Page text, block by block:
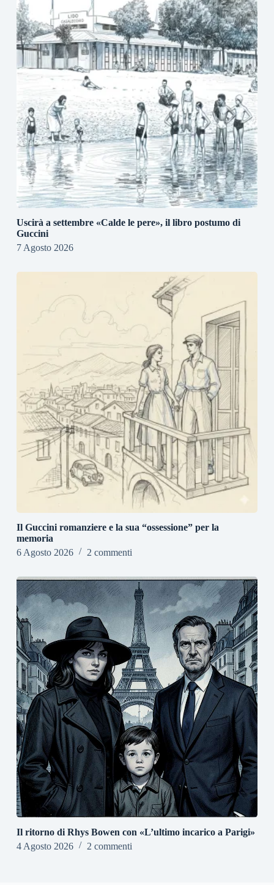
Uscirà a settembre «Calde le pere», il libro postumo di
Guccini
7 Agosto 2026
Il Guccini romanziere e la sua “ossessione” per la
memoria
6 Agosto 2026
2 commenti
Il ritorno di Rhys Bowen con «L’ultimo incarico a Parigi»
4 Agosto 2026
2 commenti